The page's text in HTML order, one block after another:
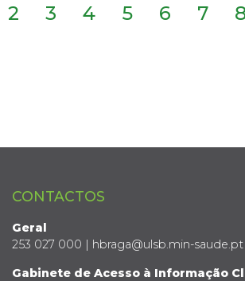
2 3 4 5 6 7
CONTACTOS
Geral
253 027 000 | hbraga@ulsb.min-saude.pt
Gabinete de Acesso à Informação